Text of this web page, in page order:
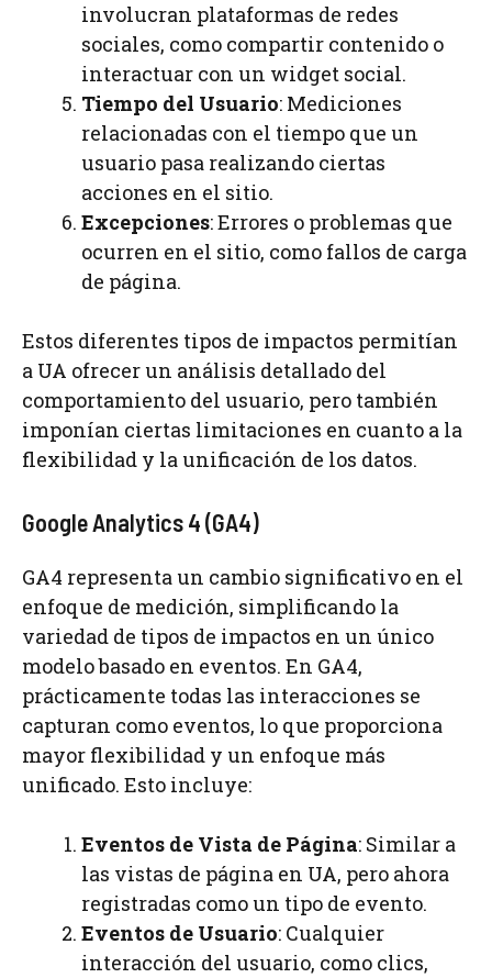
involucran plataformas de redes
sociales, como compartir contenido o
interactuar con un widget social.
Tiempo del Usuario: Mediciones
relacionadas con el tiempo que un
usuario pasa realizando ciertas
acciones en el sitio.
Excepciones: Errores o problemas que
ocurren en el sitio, como fallos de carga
de página.
Estos diferentes tipos de impactos permitían
a UA ofrecer un análisis detallado del
comportamiento del usuario, pero también
imponían ciertas limitaciones en cuanto a la
flexibilidad y la unificación de los datos.
Google Analytics 4 (GA4)
GA4 representa un cambio significativo en el
enfoque de medición, simplificando la
variedad de tipos de impactos en un único
modelo basado en eventos. En GA4,
prácticamente todas las interacciones se
capturan como eventos, lo que proporciona
mayor flexibilidad y un enfoque más
unificado. Esto incluye:
Eventos de Vista de Página: Similar a
las vistas de página en UA, pero ahora
registradas como un tipo de evento.
Eventos de Usuario: Cualquier
interacción del usuario, como clics,